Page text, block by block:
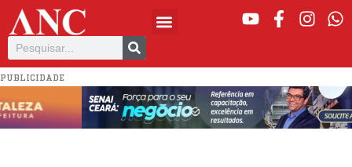
PUBLICIDADE